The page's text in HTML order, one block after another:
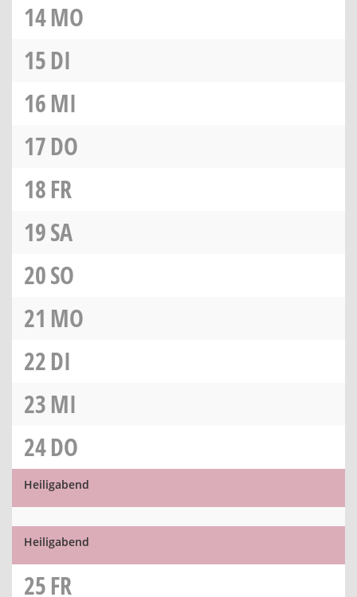
14MO
15DI
16MI
17DO
18FR
19SA
20SO
21 MO
22DI
23MI
24DO
Heiligabend
Heiligabend
25FR